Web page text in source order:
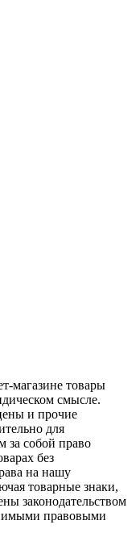
магазине товары
смысле.
и прочие
для
собой право
без
на нашу
товарные знаки,
законодательством
правовыми